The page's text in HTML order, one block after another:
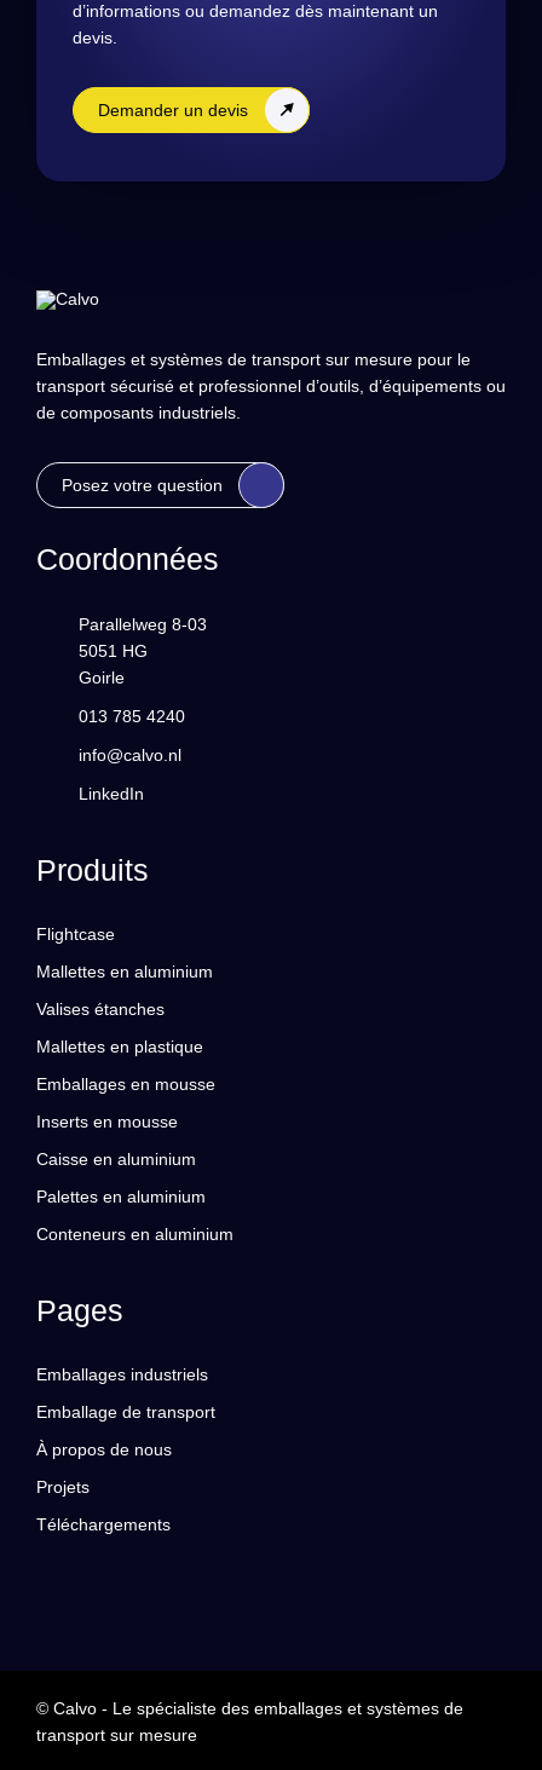
d’informations ou demandez dès maintenant un
devis.
Demander un devis
Emballages et systèmes de transport sur mesure pour le
transport sécurisé et professionnel d’outils, d’équipements ou
de composants industriels.
Posez votre question
Coordonnées
Parallelweg 8-03
5051 HG
Goirle
013 785 4240
info@calvo.nl
LinkedIn
Produits
Flightcase
Mallettes en aluminium
Valises étanches
Mallettes en plastique
Emballages en mousse
Inserts en mousse
Caisse en aluminium
Palettes en aluminium
Conteneurs en aluminium
Pages
Emballages industriels
Emballage de transport
À propos de nous
Projets
Téléchargements
© Calvo - Le spécialiste des emballages et systèmes de
transport sur mesure